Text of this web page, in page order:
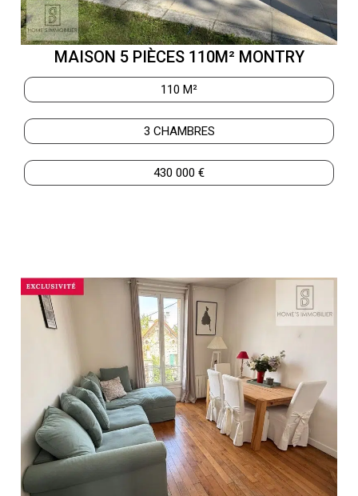
MAISON 5 PIÈCES 110M² MONTRY
110 M²
3 CHAMBRES
430 000 €